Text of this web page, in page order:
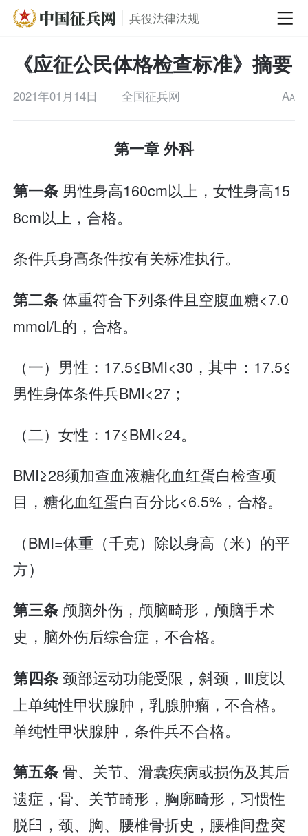
兵役法律法规
《应征公民体格检查标准》摘要
2021年01月14日 全国征兵网 AA
第一章 外科
第一条 男性身高160cm以上，女性身高15
8cm以上，合格。
条件兵身高条件按有关标准执行。
第二条体重符合下列条件且空腹血糖<7.0
mmol/L的，合格。
（一）男性：17.5≤BMI<30，其中：17.5≤
男性身体条件兵BMI<27；
（二）女性：17≤BMI<24。
BMI≥28须加查血液糖化血红蛋白检查项
目，糖化血红蛋白百分比<6.5%，合格。
（BMI=体重（千克）除以身高（米）的平
方）
第三条 颅脑外伤，颅脑畸形，颅脑手术
史，脑外伤后综合症，不合格。
第四条颈部运动功能受限，斜颈，Ⅲ度以
上单纯性甲状腺肿，乳腺肿瘤，不合格。
单纯性甲状腺肿，条件兵不合格。
第五条骨、关节、滑囊疾病或损伤及其后
遗症，骨、关节畸形，胸廓畸形，习惯性
脱臼，颈、胸、腰椎骨折史，腰椎间盘突